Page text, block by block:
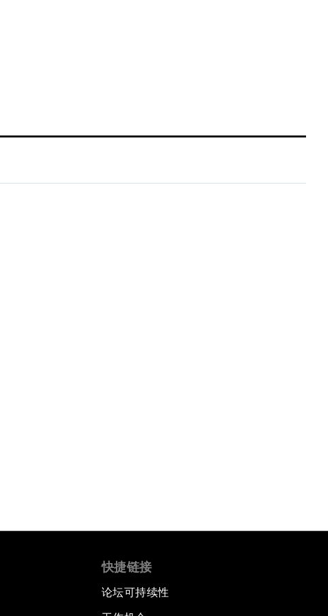
快捷链接
论坛可持续性